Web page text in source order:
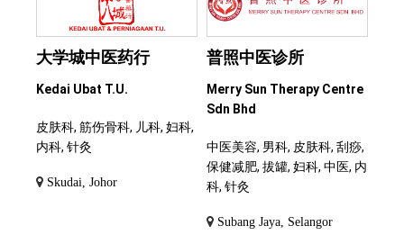
大学城中医药行
Kedai Ubat T.U.
皮肤科, 筋伤骨科, 儿科, 妇科,
内科, 针灸
Skudai, Johor
普照中医诊所
Merry Sun Therapy Centre
Sdn Bhd
中医美容, 男科, 皮肤科, 刮痧,
保健减肥, 拔罐, 妇科, 中医, 内
科, 针灸
Subang Jaya, Selangor